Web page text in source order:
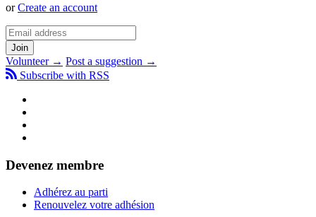
orCreate an account
Volunteer → Post a suggestion →
Subscribe with RSS
Devenez membre
Adhérez au parti
Renouvelez votre adhésion